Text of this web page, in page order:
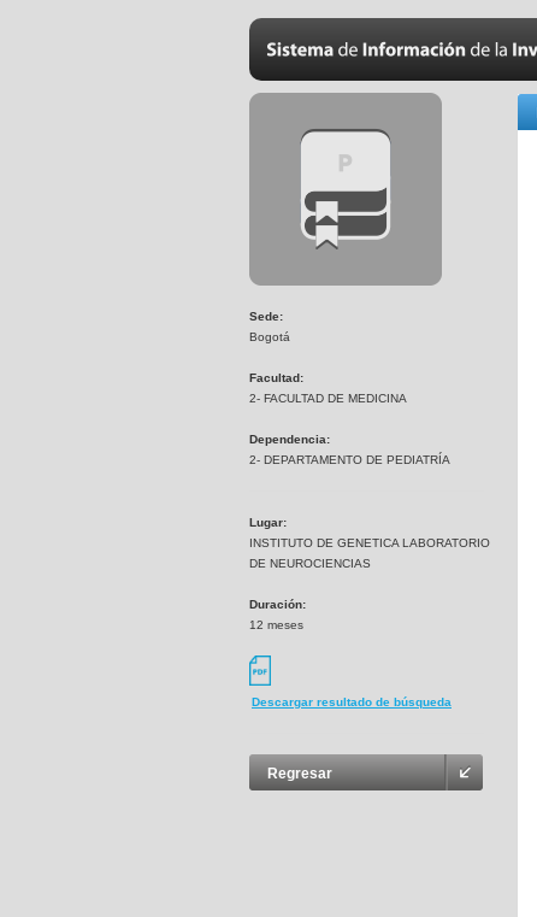
Sede:
Bogotá
Facultad:
2- FACULTAD DE MEDICINA
Dependencia:
2- DEPARTAMENTO DE PEDIATRÍA
Lugar:
INSTITUTO DE GENETICA LABORATORIO
DE NEUROCIENCIAS
Duración:
12 meses
Descargar resultado de búsqueda
Regresar